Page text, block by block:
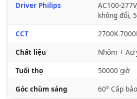
Driver Philips
AC100-
không đổi,
CCT 2700K-
Chất liệu Nhôm +
Tuổi thọ 50000 giờ
Góc chùm sáng
60° Cấp